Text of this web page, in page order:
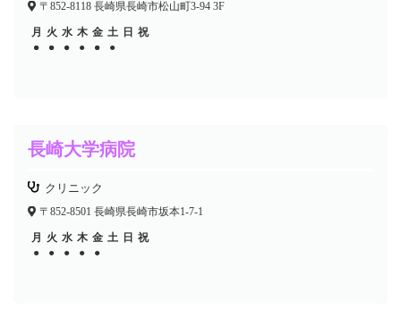
〒852-8118 長崎県長崎市松山町3-94 3F
月 火 水 木 金 土 日 祝
●
● ● ●
● ● ● ●
● ●
長崎大学病院
クリニック
〒852-8501 長崎県長崎市坂本1-7-1
月 火 水 木 金 土 日 祝
●
● ● ● ●